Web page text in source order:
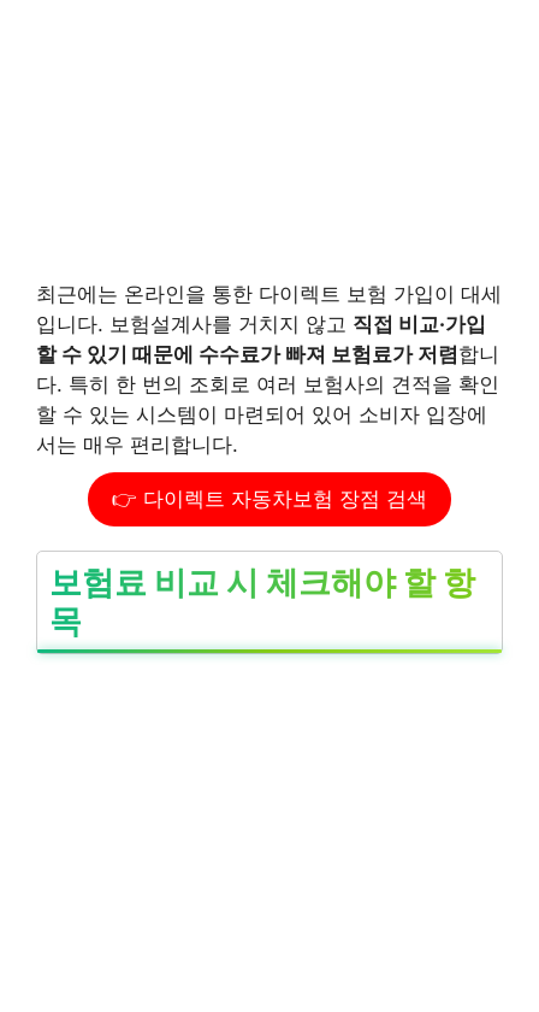
최근에는 온라인을 통한 다이렉트 보험 가입이 대세
입니다. 보험설계사를 거치지 않고 직접 비교·가입
할 수 있기 때문에 수수료가 빠져 보험료가 저렴합니
다. 특히 한 번의 조회로 여러 보험사의 견적을 확인
할 수 있는 시스템이 마련되어 있어 소비자 입장에
서는 매우 편리합니다.
👉 다이렉트 자동차보험 장점 검색
보험료 비교 시 체크해야 할 항
목